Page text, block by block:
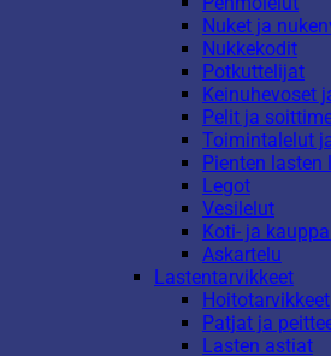
Nuket ja
Nukkekodit
Potkuttelijat
Keinuhevoset
Pelit ja
Toimintalelut
Pienten lasten
Legot
Vesilelut
Koti- ja
Askartelu
Lastentarvikkeet
Hoitotarvikkeet
Patjat ja
Lasten astiat